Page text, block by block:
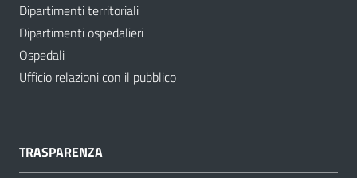
Dipartimenti territoriali
Dipartimenti ospedalieri
Ospedali
Ufficio relazioni con il pubblico
TRASPARENZA